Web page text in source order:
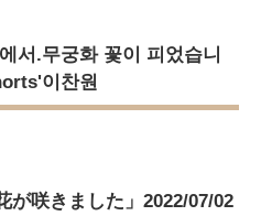
서.무궁화 꽃이 피었습니
이찬원
が咲きました」2022/07/02